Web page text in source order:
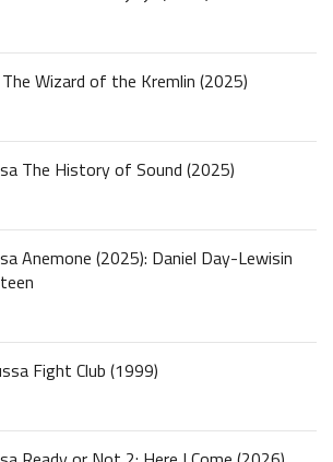
Wizard of the Kremlin (2025)
The History of Sound (2025)
Anemone (2025): Daniel Day-Lewisin
Fight Club (1999)